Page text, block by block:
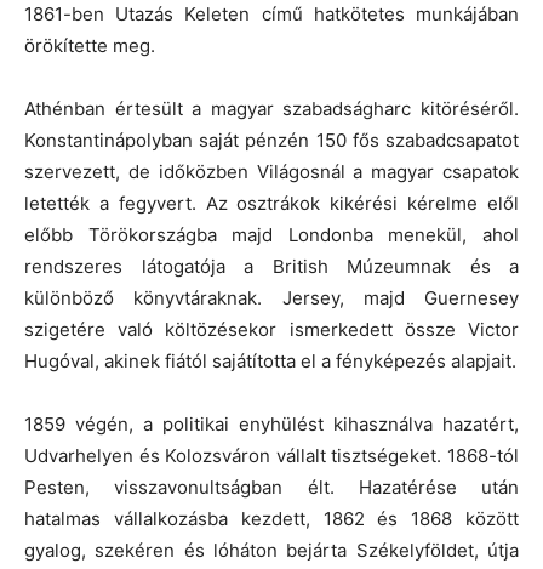
1861-ben Utazás Keleten című hatkötetes munkájában
örökítette meg.
Athénban értesült a magyar szabadságharc kitöréséről.
Konstantinápolyban saját pénzén 150 fős szabadcsapatot
szervezett, de időközben Világosnál a magyar csapatok
letették a fegyvert. Az osztrákok kikérési kérelme elől
előbb Törökországba majd Londonba menekül, ahol
rendszeres látogatója a British Múzeumnak és a
különböző könyvtáraknak. Jersey, majd Guernesey
szigetére való költözésekor ismerkedett össze Victor
Hugóval, akinek fiától sajátította el a fényképezés alapjait.
1859 végén, a politikai enyhülést kihasználva hazatért,
Udvarhelyen és Kolozsváron vállalt tisztségeket. 1868-tól
Pesten, visszavonultságban élt. Hazatérése után
hatalmas vállalkozásba kezdett, 1862 és 1868 között
gyalog, szekéren és lóháton bejárta Székelyföldet, útja